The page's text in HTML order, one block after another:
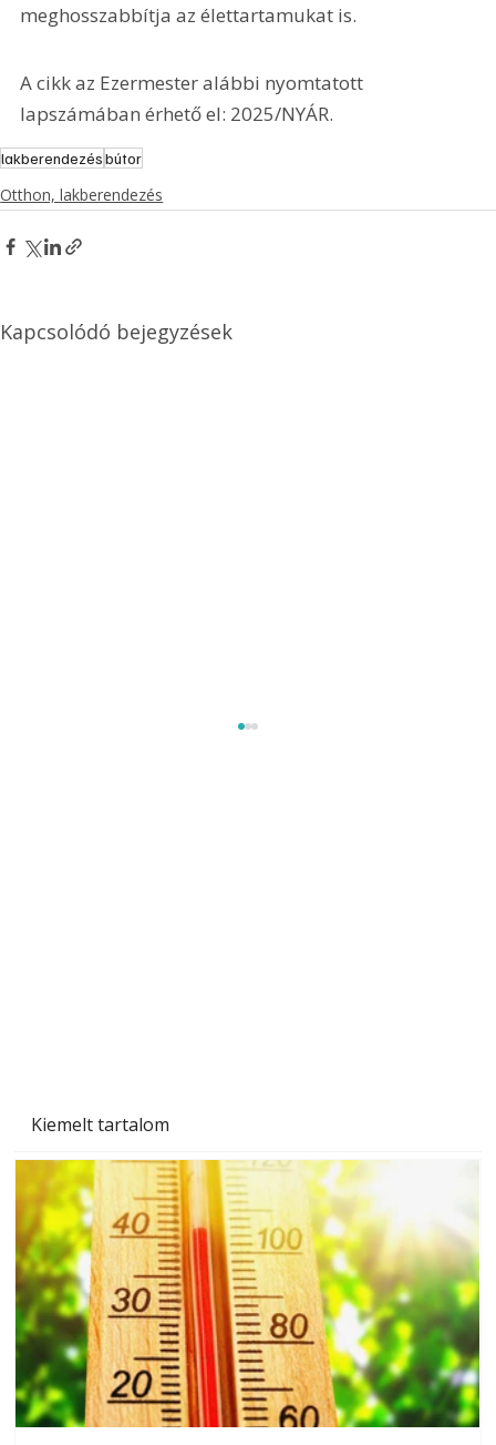
Kiemelt tartalom
meghosszabbítja az élettartamukat is.
A cikk az Ezermester alábbi nyomtatott
lapszámában érhető el: 2025/NYÁR.
lakberendezésbútor
Otthon, lakberendezés
Kapcsolódó bejegyzések